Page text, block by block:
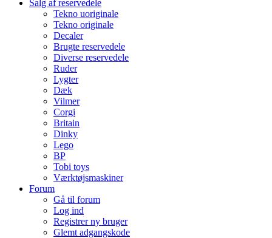
Salg af reservedele
Tekno uoriginale
Tekno originale
Decaler
Brugte reservedele
Diverse reservedele
Ruder
Lygter
Dæk
Vilmer
Corgi
Britain
Dinky
Lego
BP
Tobi toys
Værktøjsmaskiner
Forum
Gå til forum
Log ind
Registrer ny bruger
Glemt adgangskode